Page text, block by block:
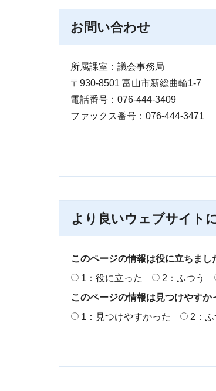
お問い合わせ
所属課室：議会事務局
〒930-8501 富山市新総曲輪1-7
電話番号：076-444-3409
ファックス番号：076-444-3471
より良いウェブサイト
このページの情報は役に立ちまし
1：役に立った
2：ふつう
このページの情報は見つけやすか
1：見つけやすかった
2：ふ